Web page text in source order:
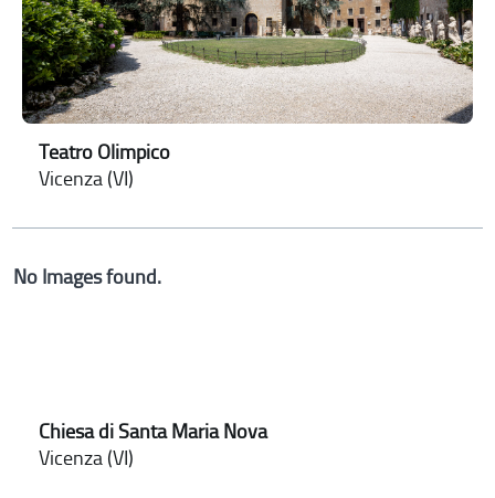
Teatro Olimpico
Vicenza (VI)
No Images found.
Chiesa di Santa Maria Nova
Vicenza (VI)